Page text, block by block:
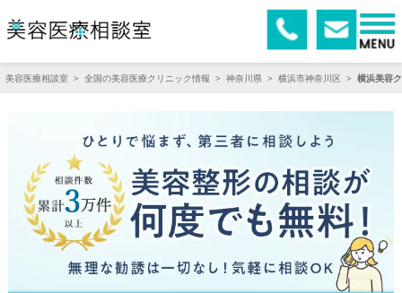
美容医療相談室 > 全国の美容医療クリニック情報 > 神奈川県 > 横浜市神奈川区 > 横浜美容